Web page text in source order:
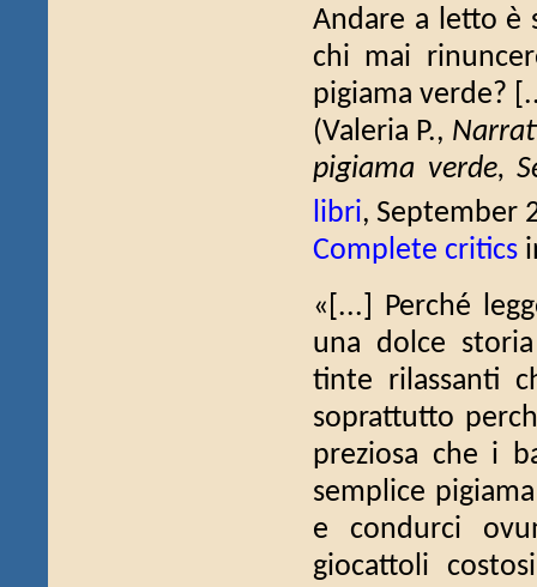
Andare a letto è
chi mai
pigiama verde?
(Valeria P.,
pigiama verde,
libri, September
Complete critics
«[...] Perché
una dolce
tinte rilassanti
soprattutto
preziosa che i
semplice
e condurci
giocattoli